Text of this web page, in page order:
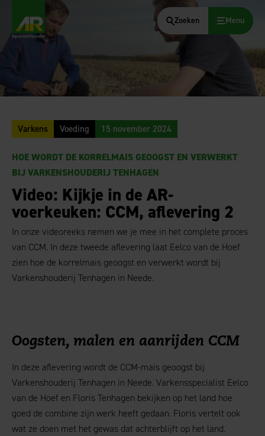
AgruniekRijnvallei
Zoeken Menu
Varkens Voeding 15 november 2024
HOE WORDT DE KORRELMAIS GEOOGST EN VERWERKT
BIJ VARKENSHOUDERIJ TENHAGEN
Video: Kijkje in de AR-
voerkeuken: CCM, aflevering 2
In onze videoreeks nemen we je mee in het complete proces
van CCM. In deze tweede aflevering laat Eelco van de Hoef
zien hoe de korrelmais geoogst en verwerkt wordt bij
Varkenshouderij Tenhagen in Neede.
Oogsten, malen en aanrijden CCM
In deze aflevering wordt de CCM-mais geoogst bij
Varkenshouderij Tenhagen in Neede. Varkensspecialist Eelco
van de Hoef en Floris Tenhagen bekijken op het land hoe
goed de combine zijn werk heeft gedaan. Floris vertelt ook
wat ze doen met het gewas dat achterblijft op het land.